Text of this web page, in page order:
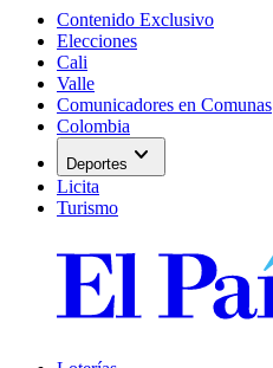
Contenido Exclusivo
Elecciones
Cali
Valle
Comunicadores en Comunas
Colombia
Deportes expand_more
Licita
Turismo